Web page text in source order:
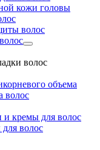
кожи головы
волос
волос
объема
волос
и кремы для волос
для волос